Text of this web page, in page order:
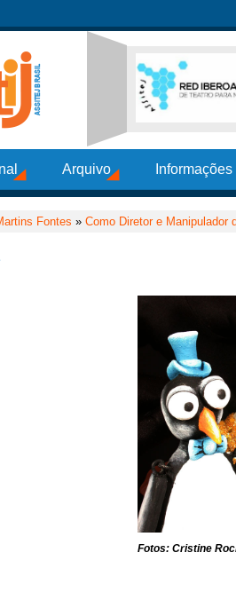
Arquivo
Fontes » Como Diretor e Manipulador
Fotos: Cristine